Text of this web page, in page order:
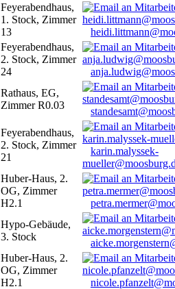
Feyerabendhaus,
1. Stock, Zimmer
13
Feyerabendhaus,
2. Stock, Zimmer
24
Rathaus, EG,
Zimmer R0.03
Feyerabendhaus,
2. Stock, Zimmer
21
karin.malyssek-
Huber-Haus, 2.
OG, Zimmer
H2.1
Hypo-Gebäude,
3. Stock
Huber-Haus, 2.
OG, Zimmer
H2.1